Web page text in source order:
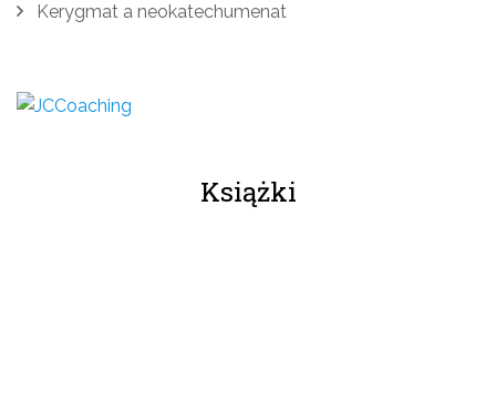
Kerygmat a neokatechumenat
Książki